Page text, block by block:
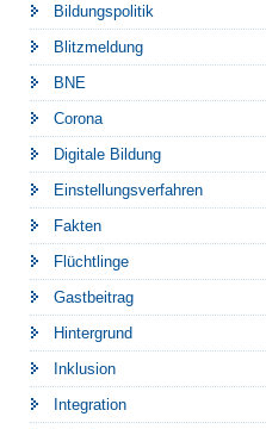
Bildungspolitik
Blitzmeldung
BNE
Corona
Digitale Bildung
Einstellungsverfahren
Fakten
Flüchtlinge
Gastbeitrag
Hintergrund
Inklusion
Integration